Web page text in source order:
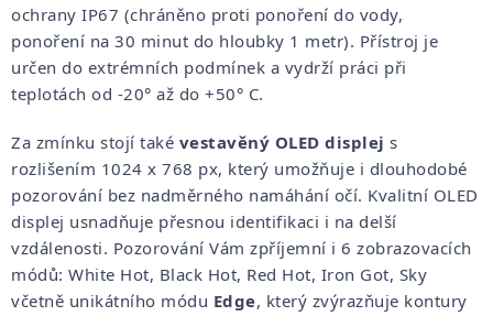
ochrany IP67 (chráněno proti ponoření do vody,
ponoření na 30 minut do hloubky 1 metr). Přístroj je
určen do extrémních podmínek a vydrží práci při
teplotách od -20° až do +50° C.
Za zmínku stojí také vestavěný OLED displej s
rozlišením 1024 x 768 px, který umožňuje i dlouhodobé
pozorování bez nadměrného namáhání očí. Kvalitní OLED
displej usnadňuje přesnou identifikaci i na delší
vzdálenosti. Pozorování Vám zpříjemní i 6 zobrazovacích
módů: White Hot, Black Hot, Red Hot, Iron Got, Sky
včetně unikátního módu Edge, který zvýrazňuje kontury